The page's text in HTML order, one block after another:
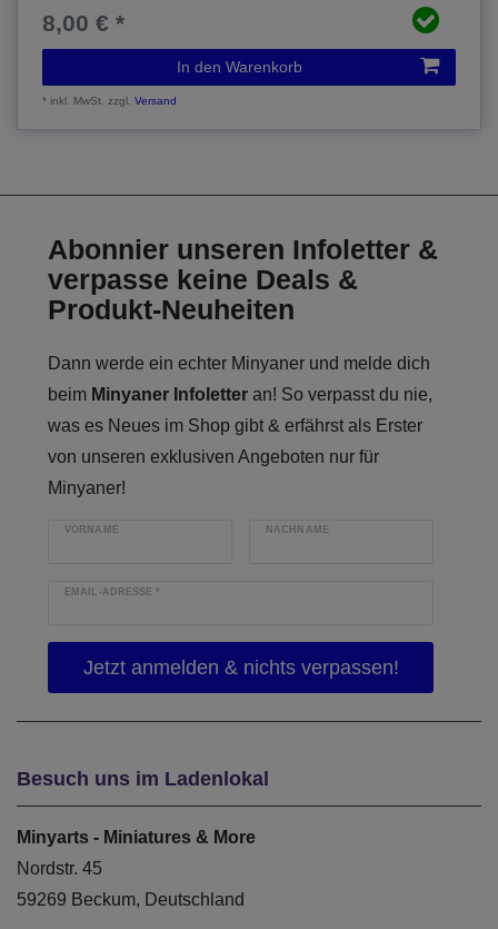
8,00 € *
In den Warenkorb
*inkl. MwSt. zzgl.Versand
Abonnier unseren Infoletter &
verpasse keine Deals &
Produkt-Neuheiten
Dann werde ein echter Minyaner und melde dich
beim Minyaner Infoletter an! So verpasst du nie,
was es Neues im Shop gibt & erfährst als Erster
von unseren exklusiven Angeboten nur für
Minyaner!
VORNAME NACHNAME
EMAIL-ADRESSE*
Besuch uns im Ladenlokal
Minyarts - Miniatures & More
Nordstr. 45
59269 Beckum, Deutschland